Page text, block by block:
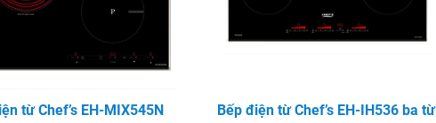
công nghệ của Đức
từ Chef’s EH-MIX545N
Bếp điện từ Chef’s EH-IH536 ba từ